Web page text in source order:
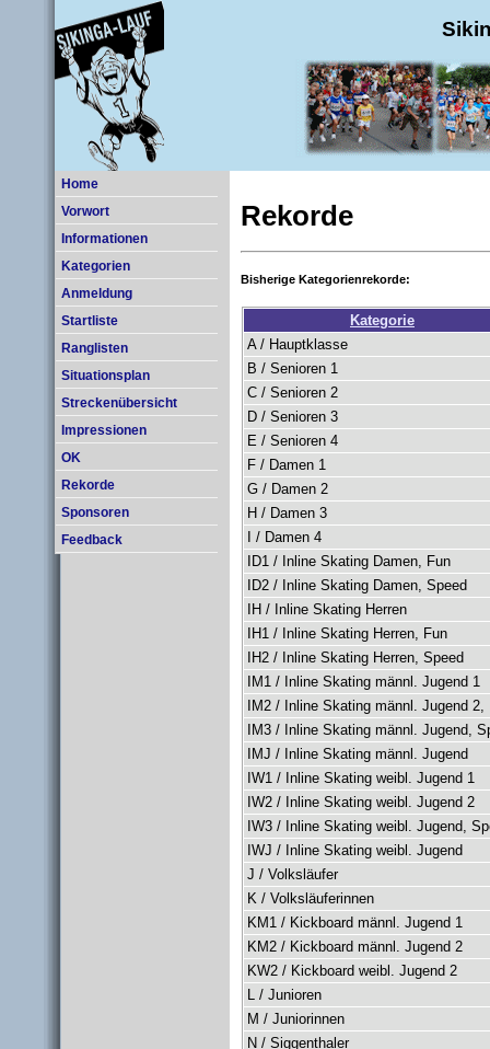
Home
Vorwort
Informationen
Kategorien
Anmeldung
Startliste
Ranglisten
Situationsplan
Streckenübersicht
Impressionen
OK
Rekorde
Sponsoren
Feedback
Rekorde
Bisherige Kategorienrekorde:
Kategorie
A / Hauptklasse
B / Senioren 1
C / Senioren 2
D / Senioren 3
E / Senioren 4
F / Damen 1
G / Damen 2
H / Damen 3
I / Damen 4
ID1 / Inline Skating Damen, Fun
ID2 / Inline Skating Damen, Speed
IH / Inline Skating Herren
IH1 / Inline Skating Herren, Fun
IH2 / Inline Skating Herren, Speed
IM1 / Inline Skating männl. Jugend 1
IM2 / Inline Skating männl. Jugend 2,
IM3 / Inline Skating männl. Jugend,
IMJ / Inline Skating männl. Jugend
IW1 / Inline Skating weibl. Jugend 1
IW2 / Inline Skating weibl. Jugend 2
IW3 / Inline Skating weibl. Jugend,
IWJ / Inline Skating weibl. Jugend
J / Volksläufer
K / Volksläuferinnen
KM1 / Kickboard männl. Jugend 1
KM2 / Kickboard männl. Jugend 2
KW2 / Kickboard weibl. Jugend 2
L / Junioren
M / Juniorinnen
N / Siggenthaler